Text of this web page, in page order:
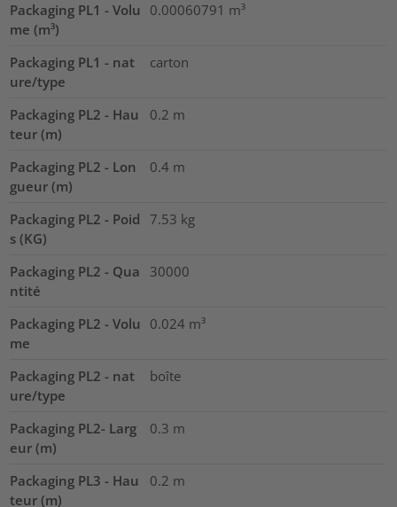
Packaging PL1 - Volu
me (m³)
0.00060791 m³
Packaging PL1 - nat
ure/type
carton
Packaging PL2 - Hau
teur (m)
0.2 m
Packaging PL2 - Lon
gueur (m)
0.4 m
Packaging PL2 - Poid
s (KG)
7.53 kg
Packaging PL2 - Qua
ntité
30000
Packaging PL2 - Volu
me
0.024 m³
Packaging PL2 - nat
ure/type
boîte
Packaging PL2- Larg
eur (m)
0.3 m
Packaging PL3 - Hau
teur (m)
0.2 m